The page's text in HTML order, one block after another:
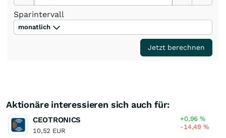
Sparintervall
monatlich
Jetzt berechnen
Aktionäre interessieren sich auch für:
CEOTRONICS
10,52 EUR
+0,96%
-14,49%